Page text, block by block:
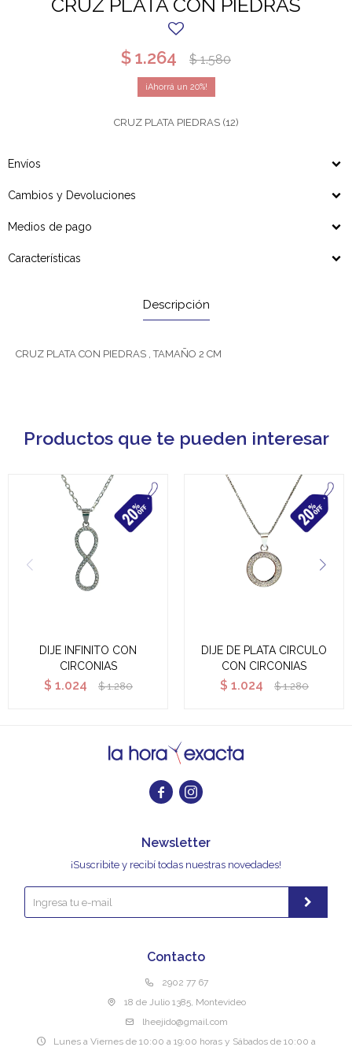
CRUZ PLATA CON PIEDRAS
$1.264 $ 1.580
20
CRUZ PLATA PIEDRAS (12)
Envíos
Cambios y Devoluciones
Medios de pago
Características
Descripción
CRUZ PLATA CON PIEDRAS , TAMAÑO 2 CM
Productos que te pueden interesar
DIJE INFINITO CON
CIRCONIAS
$ 1.024 $ 1.280
DIJE DE PLATA CIRCULO
CON CIRCONIAS
$ 1.024 $ 1.280
 
Contacto
2902 77 67
18 de Julio 1385, Montevideo
lheejido@gmail.com
Lunes a Viernes de 10:00 a 19:00 horas y Sábados de 10:00 a
Newsletter
¡Suscribite y recibí todas nuestras novedades!